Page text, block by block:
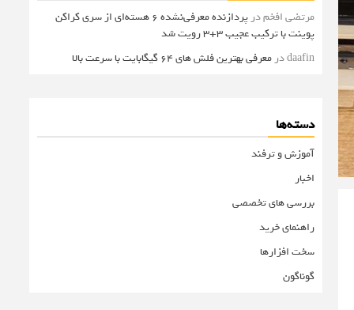
مرتضی افخمدر
پردازنده معرفی‌نشده 6 هسته‌ای از سری کراکن
پوینت با ترکیب عجیب 3+3 رویت شد
daafinدر معرفی بهترین فلش های 64 گیگابایت با سرعت بالا
دسته‌ها
آموزش و ترفند
اخبار
بررسی های تخصصی
راهنمای خرید
سخت افزارها
گوناگون